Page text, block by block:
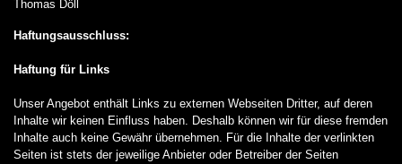
Thomas Döll
Haftungsausschluss:
Haftung für Links
Unser Angebot enthält Links zu externen Webseiten Dritter, auf deren
Inhalte wir keinen Einfluss haben. Deshalb können wir für diese fremden
Inhalte auch keine Gewähr übernehmen. Für die Inhalte der verlinkten
Seiten ist stets der jeweilige Anbieter oder Betreiber der Seiten